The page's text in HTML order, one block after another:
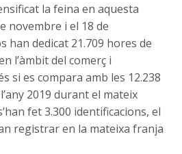
la feina en aquesta
novembre i el 18 de
han dedicat 21.709 hores de
l’àmbit del comerç i
si es compara amb les 12.238
2019 durant el mateix
fet 3.300 identificacions, el
registrar en la mateixa franja